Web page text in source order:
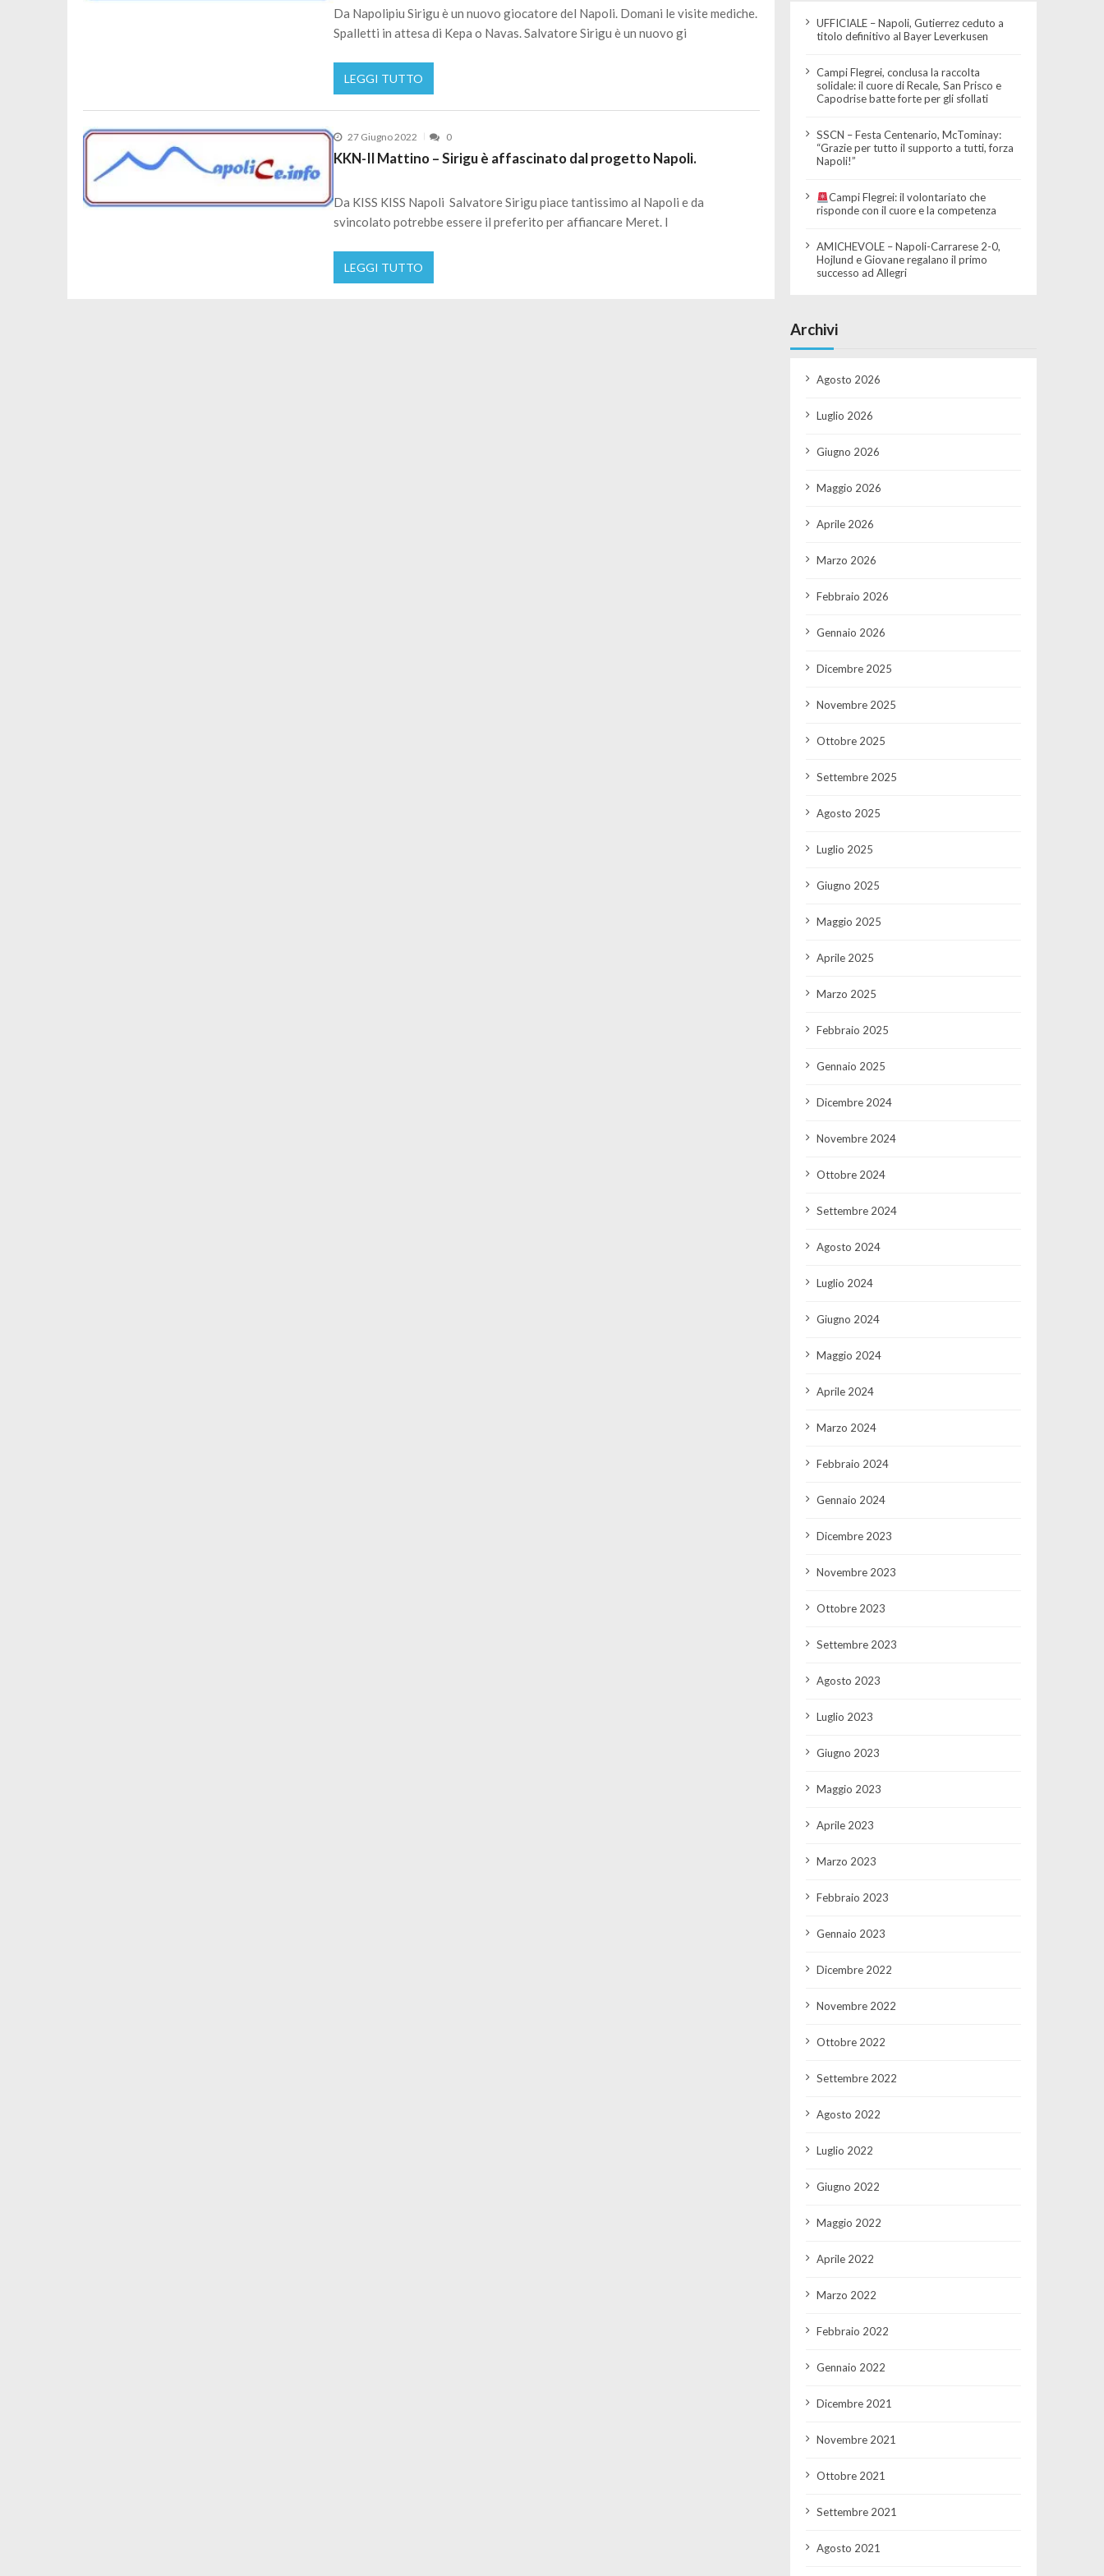
Da Napolipiu Sirigu è un nuovo giocatore del Napoli. Domani le visite mediche.
Spalletti in attesa di Kepa o Navas. Salvatore Sirigu è un nuovo gi
LEGGI TUTTO
27 Giugno 2022 0
KKN-Il Mattino – Sirigu è affascinato dal progetto Napoli.
Da KISS KISS Napoli Salvatore Sirigu piace tantissimo al Napoli e da
svincolato potrebbe essere il preferito per affiancare Meret. I
LEGGI TUTTO
UFFICIALE – Napoli, Gutierrez ceduto a
titolo definitivo al Bayer Leverkusen
Campi Flegrei, conclusa la raccolta
solidale: il cuore di Recale, San Prisco e
Capodrise batte forte per gli sfollati
SSCN – Festa Centenario, McTominay:
“Grazie per tutto il supporto a tutti, forza
Napoli!”
Campi Flegrei: il volontariato che
risponde con il cuore e la competenza
AMICHEVOLE – Napoli-Carrarese 2-0,
Hojlund e Giovane regalano il primo
successo ad Allegri
Archivi
Agosto 2026
Luglio 2026
Giugno 2026
Maggio 2026
Aprile 2026
Marzo 2026
Febbraio 2026
Gennaio 2026
Dicembre 2025
Novembre 2025
Ottobre 2025
Settembre 2025
Agosto 2025
Luglio 2025
Giugno 2025
Maggio 2025
Aprile 2025
Marzo 2025
Febbraio 2025
Gennaio 2025
Dicembre 2024
Novembre 2024
Ottobre 2024
Settembre 2024
Agosto 2024
Luglio 2024
Giugno 2024
Maggio 2024
Aprile 2024
Marzo 2024
Febbraio 2024
Gennaio 2024
Dicembre 2023
Novembre 2023
Ottobre 2023
Settembre 2023
Agosto 2023
Luglio 2023
Giugno 2023
Maggio 2023
Aprile 2023
Marzo 2023
Febbraio 2023
Gennaio 2023
Dicembre 2022
Novembre 2022
Ottobre 2022
Settembre 2022
Agosto 2022
Luglio 2022
Giugno 2022
Maggio 2022
Aprile 2022
Marzo 2022
Febbraio 2022
Gennaio 2022
Dicembre 2021
Novembre 2021
Ottobre 2021
Settembre 2021
Agosto 2021